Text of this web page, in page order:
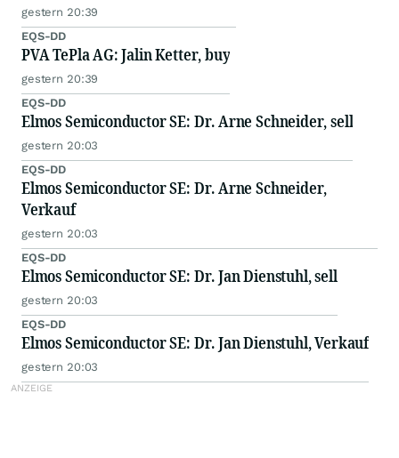
gestern 20:39
EQS-DD
PVA TePla AG: Jalin Ketter, buy
gestern 20:39
EQS-DD
Elmos Semiconductor SE: Dr. Arne Schneider, sell
gestern 20:03
EQS-DD
Elmos Semiconductor SE: Dr. Arne Schneider,
Verkauf
gestern 20:03
EQS-DD
Elmos Semiconductor SE: Dr. Jan Dienstuhl, sell
gestern 20:03
EQS-DD
Elmos Semiconductor SE: Dr. Jan Dienstuhl, Verkauf
gestern 20:03